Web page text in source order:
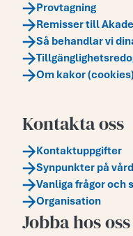
Provtagning
Remisser till
Så behandlar vi
Om kakor (cookies)
Kontakta oss
Kontaktuppgifter
Synpunkter på
Vanliga frågor och
Organisation
Jobba hos oss